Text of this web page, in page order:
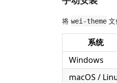
将 wei-theme 文
系统
Windows
macOS /